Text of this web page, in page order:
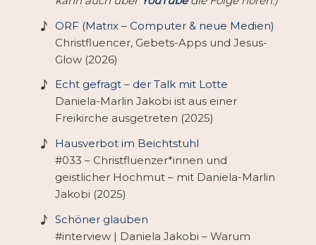
ORF (Matrix – Computer & neue Medien)
Christfluencer, Gebets-Apps und Jesus-
Glow (2026)
Echt gefragt – der Talk mit Lotte
Daniela-Marlin Jakobi ist aus einer
Freikirche ausgetreten (2025)
Hausverbot im Beichtstuhl
#033 – Christfluenzer*innen und
geistlicher Hochmut – mit Daniela-Marlin
Jakobi (2025)
Schöner glauben
#interview | Daniela Jakobi – Warum